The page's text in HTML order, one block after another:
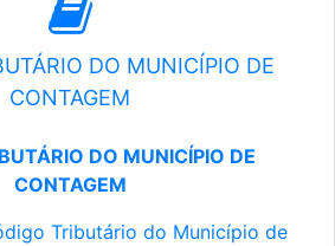
DO MUNICÍPIO DE
CONTAGEM
DO MUNICÍPIO DE
CONTAGEM
Tributário do Município de